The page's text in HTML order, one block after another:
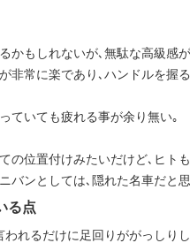
かもしれないが､無駄な高級感
非常に楽であり､ハンドルを握
ていても疲れる事が余り無い｡
の位置付けみたいだけど､ヒト
バンとしては､隠れた名車だと
る点
われるだけに足回りががっしり